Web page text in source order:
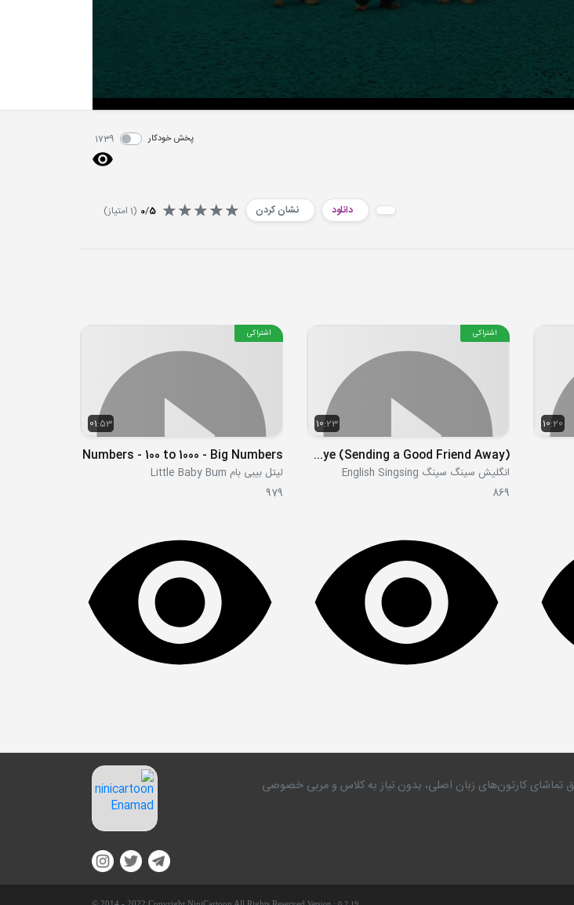
پخش خودکار 1739
دانلود نشان کردن 0/5
(
1 امتیاز)
10:20
10:23
اشتراکی
Good-Bye (Sending a Good Friend Away)
انگلیش سینگ سینگ English Singsing
869
01:53
اشتراکی
Numbers - 100 to 1000 - Big Numbers
لیتل بیبی بام Little Baby Bum
979
تماشای کارتون‌های زبان اصلی، بدون نیاز به کلاس و مربی خصوصی